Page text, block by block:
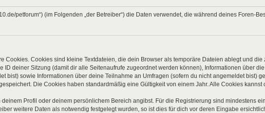
petforum“) (im Folgenden „der Betreiber“) die Daten verwendet, die während deines Foren-
Cookies. Cookies sind kleine Textdateien, die dein Browser als temporäre Dateien ablegt und
deiner Sitzung (damit dir alle Seitenaufrufe zugeordnet werden können), Informationen über
bist) sowie Informationen über deine Teilnahme an Umfragen (sofern du nicht angemeldet bist)
Die Cookies haben standardmäßig eine Gültigkeit von einem Jahr. Alle Cookies kannst
Profil oder deinem persönlichem Bereich angibst. Für die Registrierung sind mindestens
weitere Daten als notwendig festgelegt wurden, so ist dies für dich vor deren Eingabe